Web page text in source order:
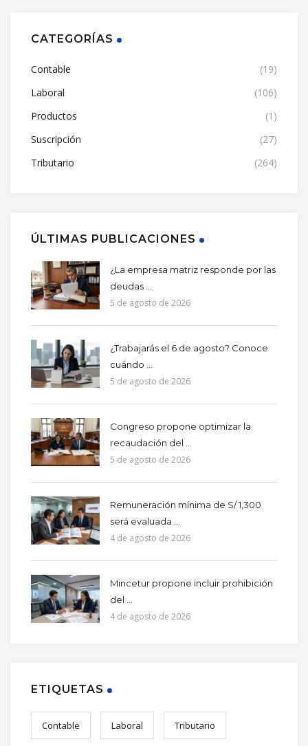
CATEGORÍAS
Contable
(19)
Laboral
(106)
Productos
(1)
Suscripción
(27)
Tributario
(264)
ÚLTIMAS PUBLICACIONES
¿La empresa matriz responde por las
deudas ...
5 de agosto de 2026
¿Trabajarás el 6 de agosto? Conoce
cuándo ...
5 de agosto de 2026
Congreso propone optimizar la
recaudación del ...
5 de agosto de 2026
Remuneración mínima de S/ 1,300
será evaluada ...
4 de agosto de 2026
Mincetur propone incluir prohibición
del ...
4 de agosto de 2026
ETIQUETAS
Contable Laboral Tributario